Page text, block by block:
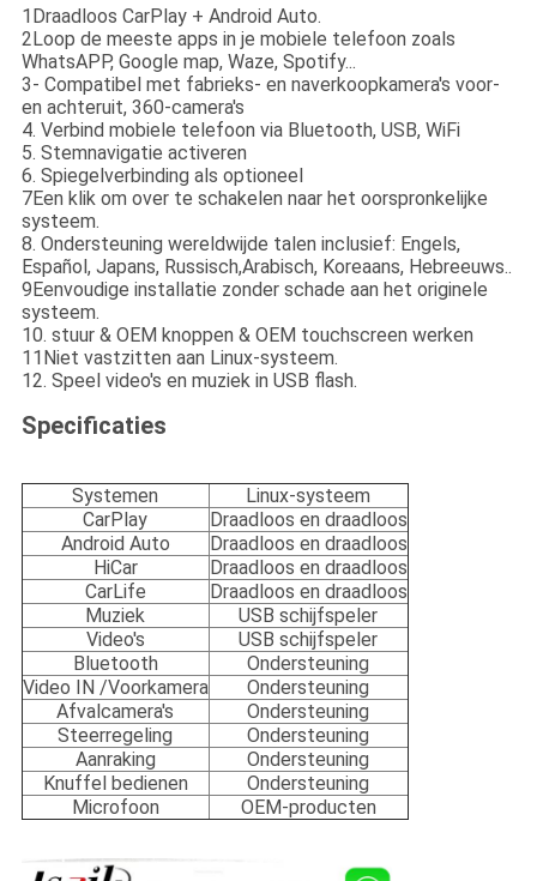
1Draadloos CarPlay + Android Auto.
2Loop de meeste apps in je mobiele telefoon zoals
WhatsAPP, Google map, Waze, Spotify...
3- Compatibel met fabrieks- en naverkoopkamera's voor-
en achteruit, 360-camera's
4. Verbind mobiele telefoon via Bluetooth, USB, WiFi
5. Stemnavigatie activeren
6. Spiegelverbinding als optioneel
7Een klik om over te schakelen naar het oorspronkelijke
systeem.
8. Ondersteuning wereldwijde talen inclusief: Engels,
Español, Japans, Russisch,Arabisch, Koreaans, Hebreeuws..
9Eenvoudige installatie zonder schade aan het originele
systeem.
10. stuur & OEM knoppen & OEM touchscreen werken
11Niet vastzitten aan Linux-systeem.
12. Speel video's en muziek in USB flash.
Specificaties
Systemen
Linux-systeem
CarPlay
Draadloos en draadloos
Android Auto
Draadloos en draadloos
HiCar
Draadloos en draadloos
CarLife
Draadloos en draadloos
Muziek
USB schijfspeler
Video's
USB schijfspeler
Bluetooth
Ondersteuning
Video IN /Voorkamera
Ondersteuning
Afvalcamera's
Ondersteuning
Steerregeling
Ondersteuning
Aanraking
Ondersteuning
Knuffel bedienen
Ondersteuning
Microfoon
OEM-producten